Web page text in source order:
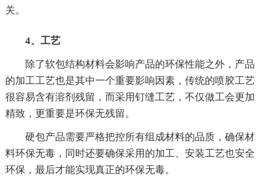
关。
4、工艺
除了软包结构材料会影响产品的环保性能之外，产品
的加工工艺也是其中一个重要影响因素，传统的喷胶工艺
很容易含有溶剂残留，而采用钉缝工艺，不仅做工会更加
精致，更重要是环保无残留。
硬包产品需要严格把控所有组成材料的品质，确保材
料环保无毒，同时还要确保采用的加工、安装工艺也安全
环保，最后才能实现真正的环保无毒。